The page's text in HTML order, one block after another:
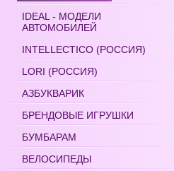
IDEAL - МОДЕЛИ
АВТОМОБИЛЕЙ
INTELLECTICO (РОССИЯ)
LORI (РОССИЯ)
АЗБУКВАРИК
БРЕНДОВЫЕ ИГРУШКИ
БУМБАРАМ
ВЕЛОСИПЕДЫ